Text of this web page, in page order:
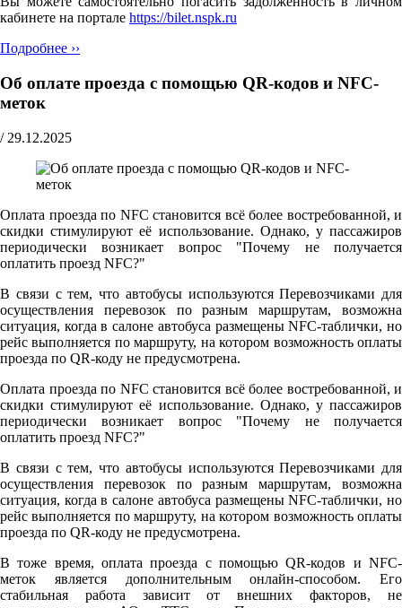
кабинете на портале https://bilet.nspk.ru
Подробнее ››
Об оплате проезда с помощью QR-кодов и NFC-
меток
/ 29.12.2025
Оплата проезда по NFC становится всё более востребованной, и
скидки стимулируют её использование. Однако, у пассажиров
периодически возникает вопрос "Почему не получается
оплатить проезд NFC?"
В связи с тем, что автобусы используются Перевозчиками для
осуществления перевозок по разным маршрутам, возможна
ситуация, когда в салоне автобуса размещены NFC-таблички, но
рейс выполняется по маршруту, на котором возможность оплаты
проезда по QR-коду не предусмотрена.
Оплата проезда по NFC становится всё более востребованной, и
скидки стимулируют её использование. Однако, у пассажиров
периодически возникает вопрос "Почему не получается
оплатить проезд NFC?"
В связи с тем, что автобусы используются Перевозчиками для
осуществления перевозок по разным маршрутам, возможна
ситуация, когда в салоне автобуса размещены NFC-таблички, но
рейс выполняется по маршруту, на котором возможность оплаты
проезда по QR-коду не предусмотрена.
В тоже время, оплата проезда с помощью QR-кодов и NFC-
меток является дополнительным онлайн-способом. Его
стабильная работа зависит от внешних факторов, не